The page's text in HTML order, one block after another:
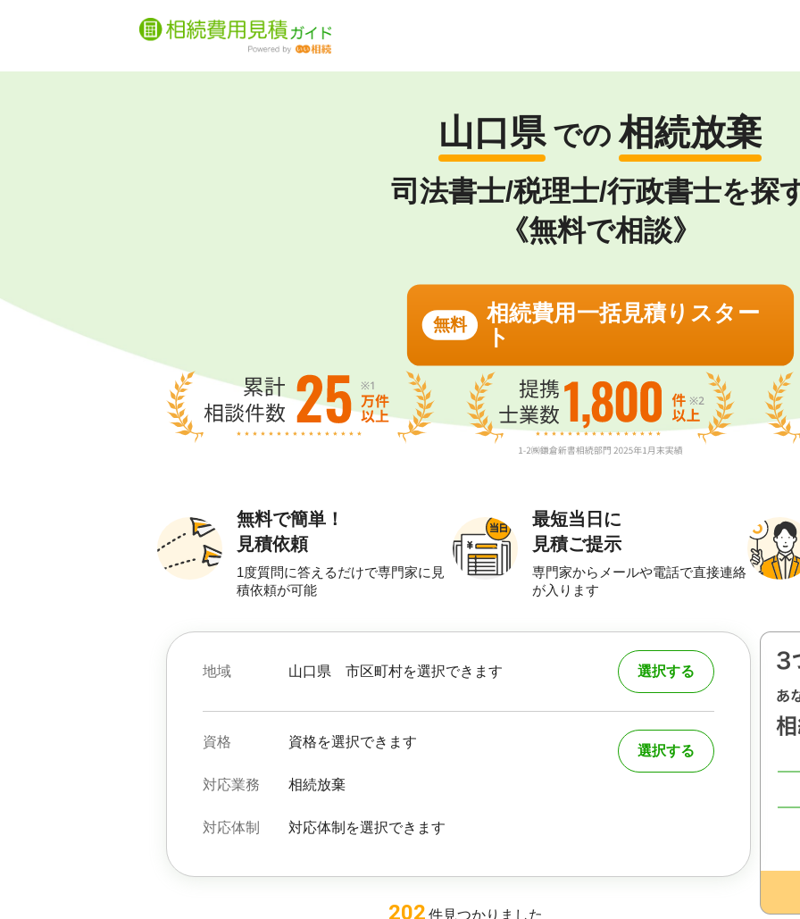
山口県 での 相続放棄
司法書士/税理士/行政書士を探
《無料で相談》
無料
相続費用一括見積りスター
ト
無料で簡単！
見積依頼
1度質問に答えるだけで専門家に見
積依頼が可能
最短当日に
見積ご提示
専門家からメールや電話で直接連絡
が入ります
地域 山口県 市区町村を選択できます 選択する
資格 資格を選択できます
対応業務 相続放棄
対応体制 対応体制を選択できます
選択する
202 件見つかりました